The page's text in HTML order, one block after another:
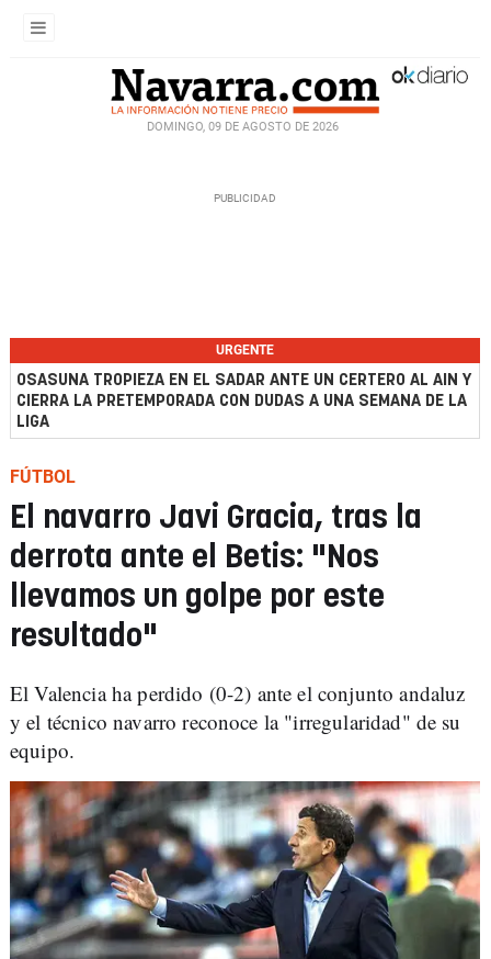
DOMINGO, 09 DE AGOSTO DE 2026
URGENTE
OSASUNA TROPIEZA EN EL SADAR ANTE UN CERTERO AL AIN Y
CIERRA LA PRETEMPORADA CON DUDAS A UNA SEMANA DE LA
LIGA
FÚTBOL
El navarro Javi Gracia, tras la
derrota ante el Betis: "Nos
llevamos un golpe por este
resultado"
El Valencia ha perdido (0-2) ante el conjunto andaluz
y el técnico navarro reconoce la "irregularidad" de su
equipo.